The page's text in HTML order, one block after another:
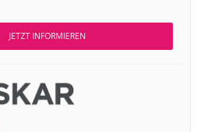
JETZT INFORMIEREN